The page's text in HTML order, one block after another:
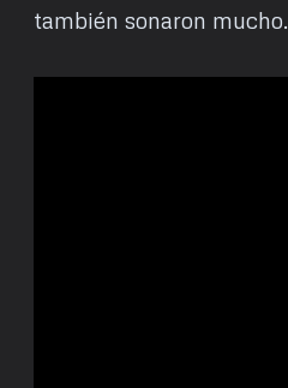
también sonaron mucho.